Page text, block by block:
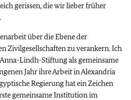
gerissen, die wir lieber früher
über die Ebene der
Zivilgesellschaften zu verankern. Ich
Lindh-Stiftung als gemeinsame
Jahr ihre Arbeit in Alexandria
Regierung hat ein Zeichen
gemeinsame Institution im